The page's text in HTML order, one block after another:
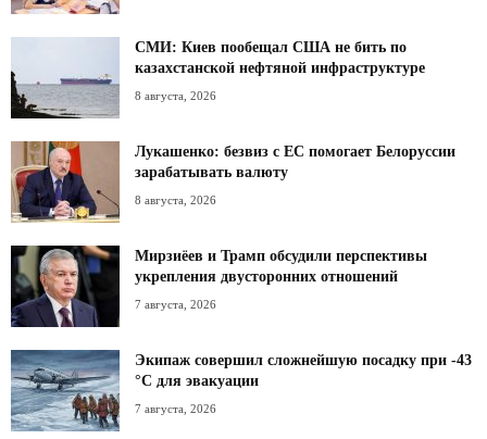
СМИ: Киев пообещал США не бить по
казахстанской нефтяной инфраструктуре
8 августа, 2026
Лукашенко: безвиз с ЕС помогает Белоруссии
зарабатывать валюту
8 августа, 2026
Мирзиёев и Трамп обсудили перспективы
укрепления двусторонних отношений
7 августа, 2026
Экипаж совершил сложнейшую посадку при -43
°C для эвакуации
7 августа, 2026